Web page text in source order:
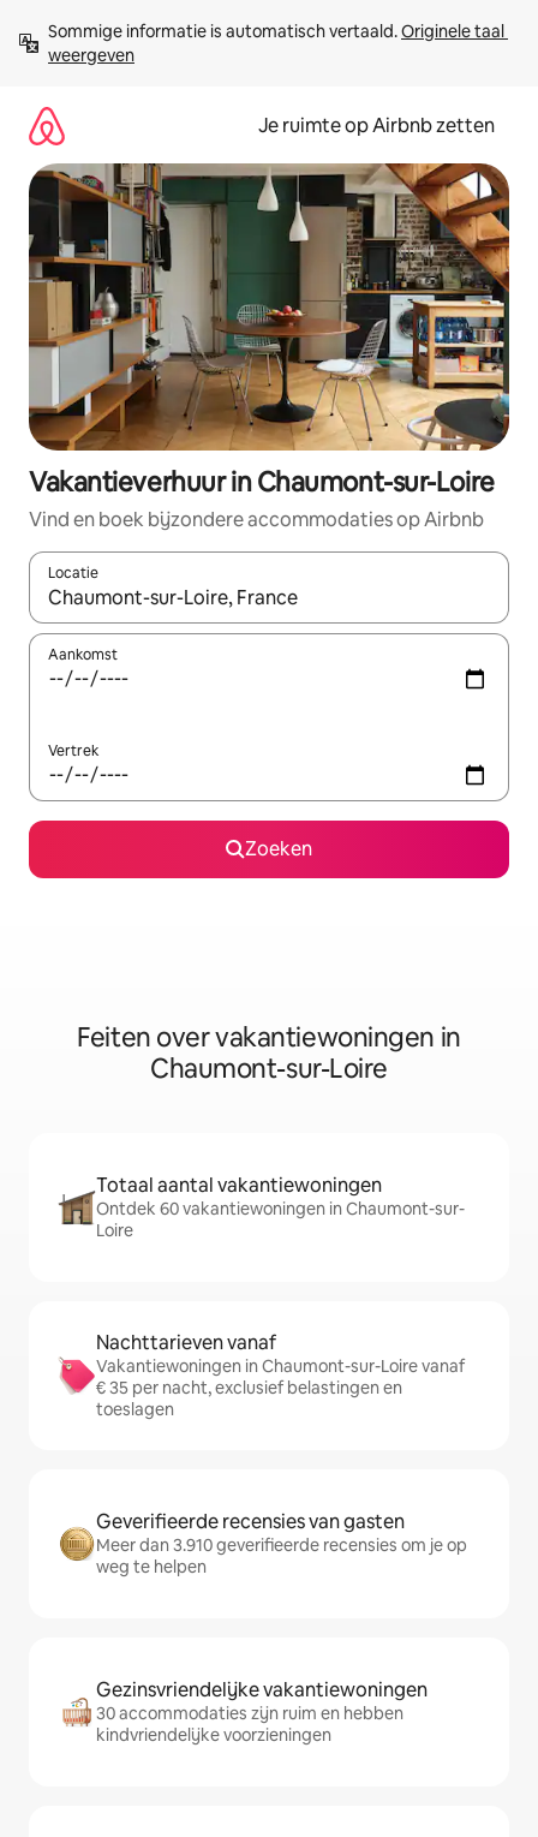
direct
naar
Sommige informatie is automatisch vertaald. Originele taal
weergeven
Je ruimte op Airbnb zetten
Vakantieverhuur in Chaumont-sur-Loire
Vind en boek bijzondere accommodaties op Airbnb
Locatie
Wanneer er suggesties beschikbaar zijn, maak je een keuze
Aankomst
Vertrek
Zoeken
Feiten over vakantiewoningen in
Chaumont-sur-Loire
Totaal aantal vakantiewoningen
Ontdek 60 vakantiewoningen in Chaumont-sur-
Loire
Nachttarieven vanaf
Vakantiewoningen in Chaumont-sur-Loire vanaf
€ 35 per nacht, exclusief belastingen en
toeslagen
Geverifieerde recensies van gasten
Meer dan 3.910 geverifieerde recensies om je op
weg te helpen
Gezinsvriendelijke vakantiewoningen
30 accommodaties zijn ruim en hebben
kindvriendelijke voorzieningen